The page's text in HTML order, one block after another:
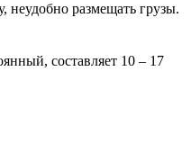
неудобно размещать грузы.
составляет 10 – 17